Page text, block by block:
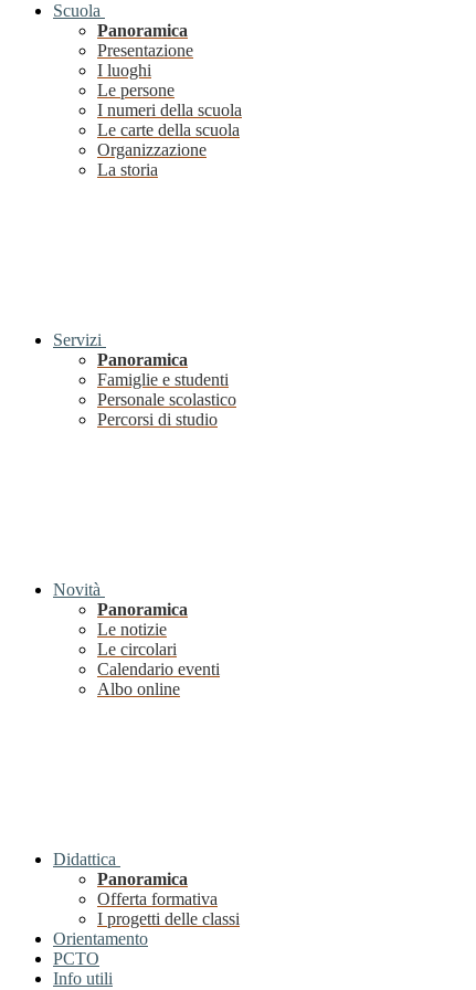
Scuola
Panoramica
Presentazione
I luoghi
Le persone
I numeri della scuola
Le carte della scuola
Organizzazione
La storia
Servizi
Panoramica
Famiglie e studenti
Personale scolastico
Percorsi di studio
Novità
Panoramica
Le notizie
Le circolari
Calendario eventi
Albo online
Didattica
Panoramica
Offerta formativa
I progetti delle classi
Orientamento
PCTO
Info utili